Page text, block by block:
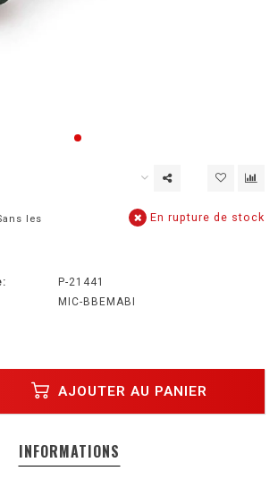
les
En rupture de stock
P-21441
MIC-BBEMABI
AJOUTER AU PANIER
INFORMATIONS